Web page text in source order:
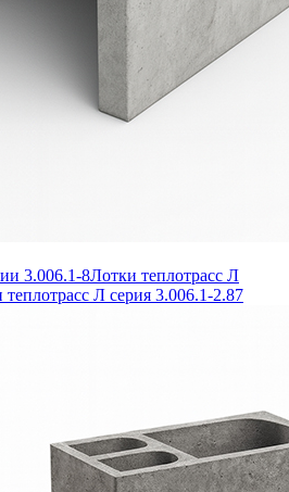
3.006.1-8Лотки теплотрасс Л
теплотрасс Л серия 3.006.1-2.87